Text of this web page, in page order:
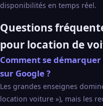
disponibilités en temps réel.
Questions
pour location de
Comment se
sur Google ?
Les grandes enseignes
location voiture »), mais les